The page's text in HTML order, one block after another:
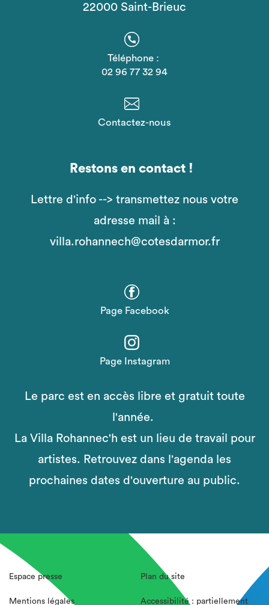
22000 Saint-Brieuc
Téléphone :
02 96 77 32 94
Contactez-nous
Restons en contact !
Lettre d'info --> transmettez nous votre
adresse mail à :
villa.rohannech@cotesdarmor.fr
Page Facebook
Page Instagram
Le parc est en accès libre et gratuit toute
l'année.
La Villa Rohannec'h est un lieu de travail pour
artistes. Retrouvez dans l'agenda les
prochaines dates d'ouverture au public.
Espace presse
Mentions légales
Plan du site
Accessibilité : partiellement